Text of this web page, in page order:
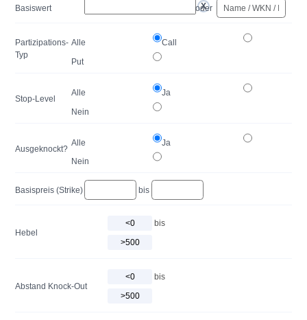
Basiswert oder
Partizipations-
Typ
Alle
Call
Put
Stop-Level
Alle
Ja
Nein
Ausgeknockt?
Alle
Ja
Nein
Basispreis (Strike) bis
Hebel
bis
Abstand Knock-Out
bis